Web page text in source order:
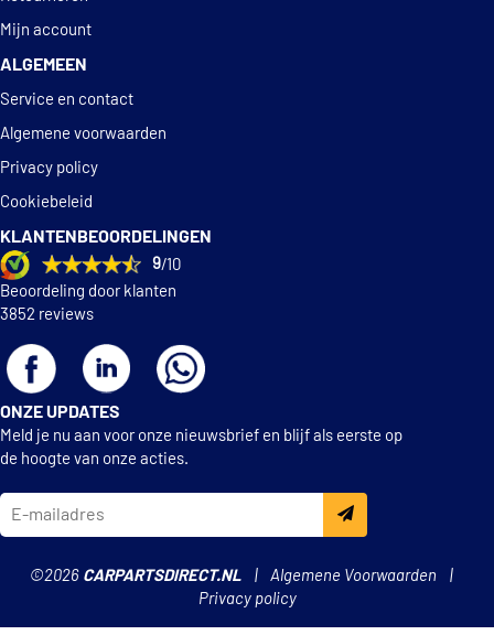
Mijn account
ALGEMEEN
Service en contact
Algemene voorwaarden
Privacy policy
Cookiebeleid
KLANTENBEOORDELINGEN
9/10
Beoordeling door klanten
3852 reviews
ONZE UPDATES
Meld je nu aan voor onze nieuwsbrief en blijf als eerste op
de hoogte van onze acties.
©2026 CARPARTSDIRECT.NL
Algemene Voorwaarden
Privacy policy